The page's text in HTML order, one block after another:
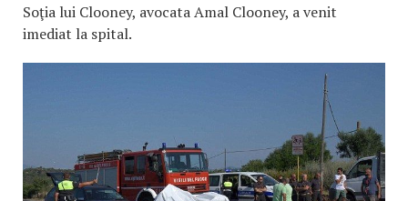
Soţia lui Clooney, avocata Amal Clooney, a venit
imediat la spital.